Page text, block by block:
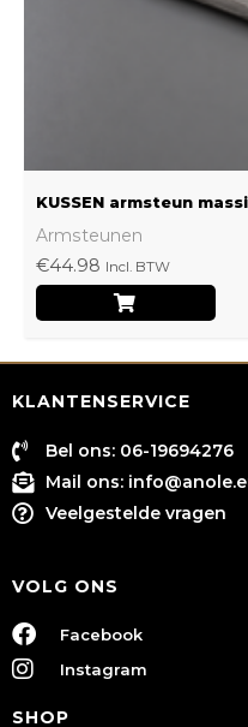
KUSSEN armsteun
Armsteunen
€44.98 Incl. BTW
KLANTENSERVICE
Bel ons: 06-19694276
Mail ons:
Veelgestelde vragen
VOLG ONS
Facebook
Instagram
SHOP